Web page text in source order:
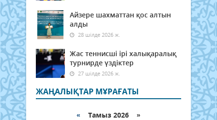
Айзере шахматтан қос алтын
алды
28 шілде 2026 ж.
Жас теннисші ірі халықаралық
турнирде үздіктер
27 шілде 2026 ж.
ЖАҢАЛЫҚТАР МҰРАҒАТЫ
« Тамыз 2026 »